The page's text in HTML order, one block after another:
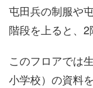
屯田兵の制服や
階段を上ると、2
このフロアでは
小学校）の資料